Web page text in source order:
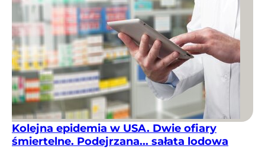
Kolejna epidemia w USA. Dwie ofiary
śmiertelne. Podejrzana... sałata lodowa